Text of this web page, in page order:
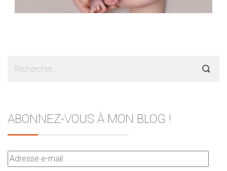
ABONNEZ-VOUS À MON BLOG !
Adresse